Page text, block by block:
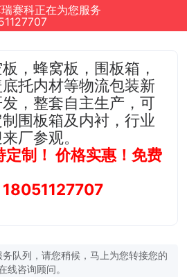
赛科正在为您服务
，蜂窝板，围板箱，
托内材等物流包装新
，整套自主生产，可
围板箱及内衬，行业
厂参观。
定制！ 价格实惠！免费
18051127707
队列，请您稍候，马上为您转接您的
线咨询顾问。